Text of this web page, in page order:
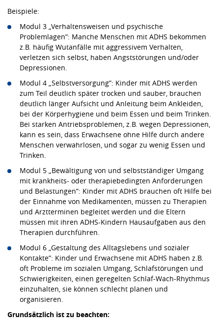
Beispiele:
Modul 3 „Verhaltensweisen und psychische
Problemlagen”: Manche Menschen mit ADHS bekommen
z.B. häufig Wutanfälle mit aggressivem Verhalten,
verletzen sich selbst, haben Angststörungen und/oder
Depressionen.
Modul 4 „Selbstversorgung”: Kinder mit ADHS werden
zum Teil deutlich später trocken und sauber, brauchen
deutlich länger Aufsicht und Anleitung beim Ankleiden,
bei der Körperhygiene und beim Essen und beim Trinken.
Bei starken Antriebsproblemen, z.B. wegen Depressionen,
kann es sein, dass Erwachsene ohne Hilfe durch andere
Menschen verwahrlosen, und sogar zu wenig Essen und
Trinken.
Modul 5 „Bewältigung von und selbstständiger Umgang
mit krankheits- oder therapiebedingten Anforderungen
und Belastungen”: Kinder mit ADHS brauchen oft Hilfe bei
der Einnahme von Medikamenten, müssen zu Therapien
und Arztterminen begleitet werden und die Eltern
müssen mit ihren ADHS-Kindern Hausaufgaben aus den
Therapien durchführen.
Modul 6 „Gestaltung des Alltagslebens und sozialer
Kontakte”: Kinder und Erwachsene mit ADHS haben z.B.
oft Probleme im sozialen Umgang, Schlafstörungen und
Schwierigkeiten, einen geregelten Schlaf-Wach-Rhythmus
einzuhalten, sie können schlecht planen und
organisieren.
Grundsätzlich ist zu beachten: